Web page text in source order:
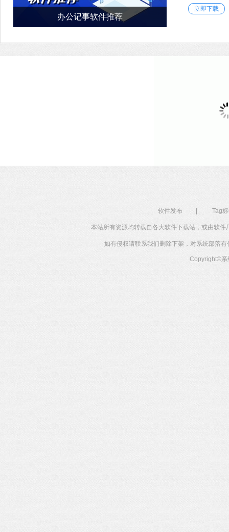
办公记事软件推荐
立即下载
软件发布 Tag
本站所有资源均转载自各大软件下载站，或由软
如有侵权请联系我们删除下架，对系统部落
Copyright©系